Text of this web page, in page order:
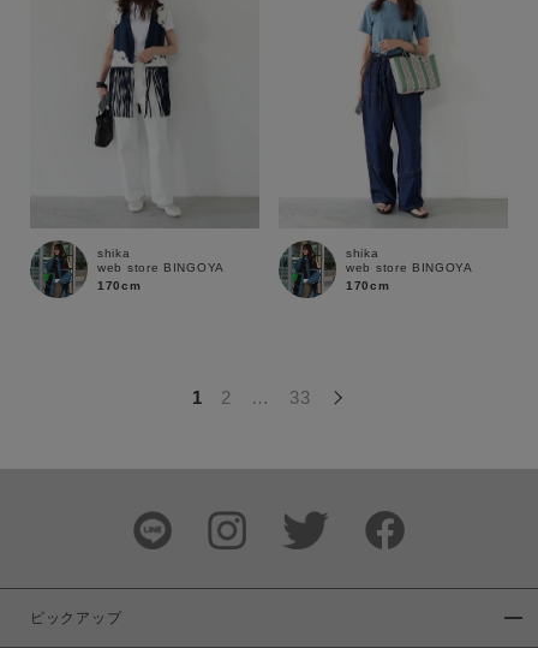
この条件で絞り込む
shika
web store BINGOYA
170cm
shika
web store BINGOYA
170cm
1 2 … 33
ピックアップ